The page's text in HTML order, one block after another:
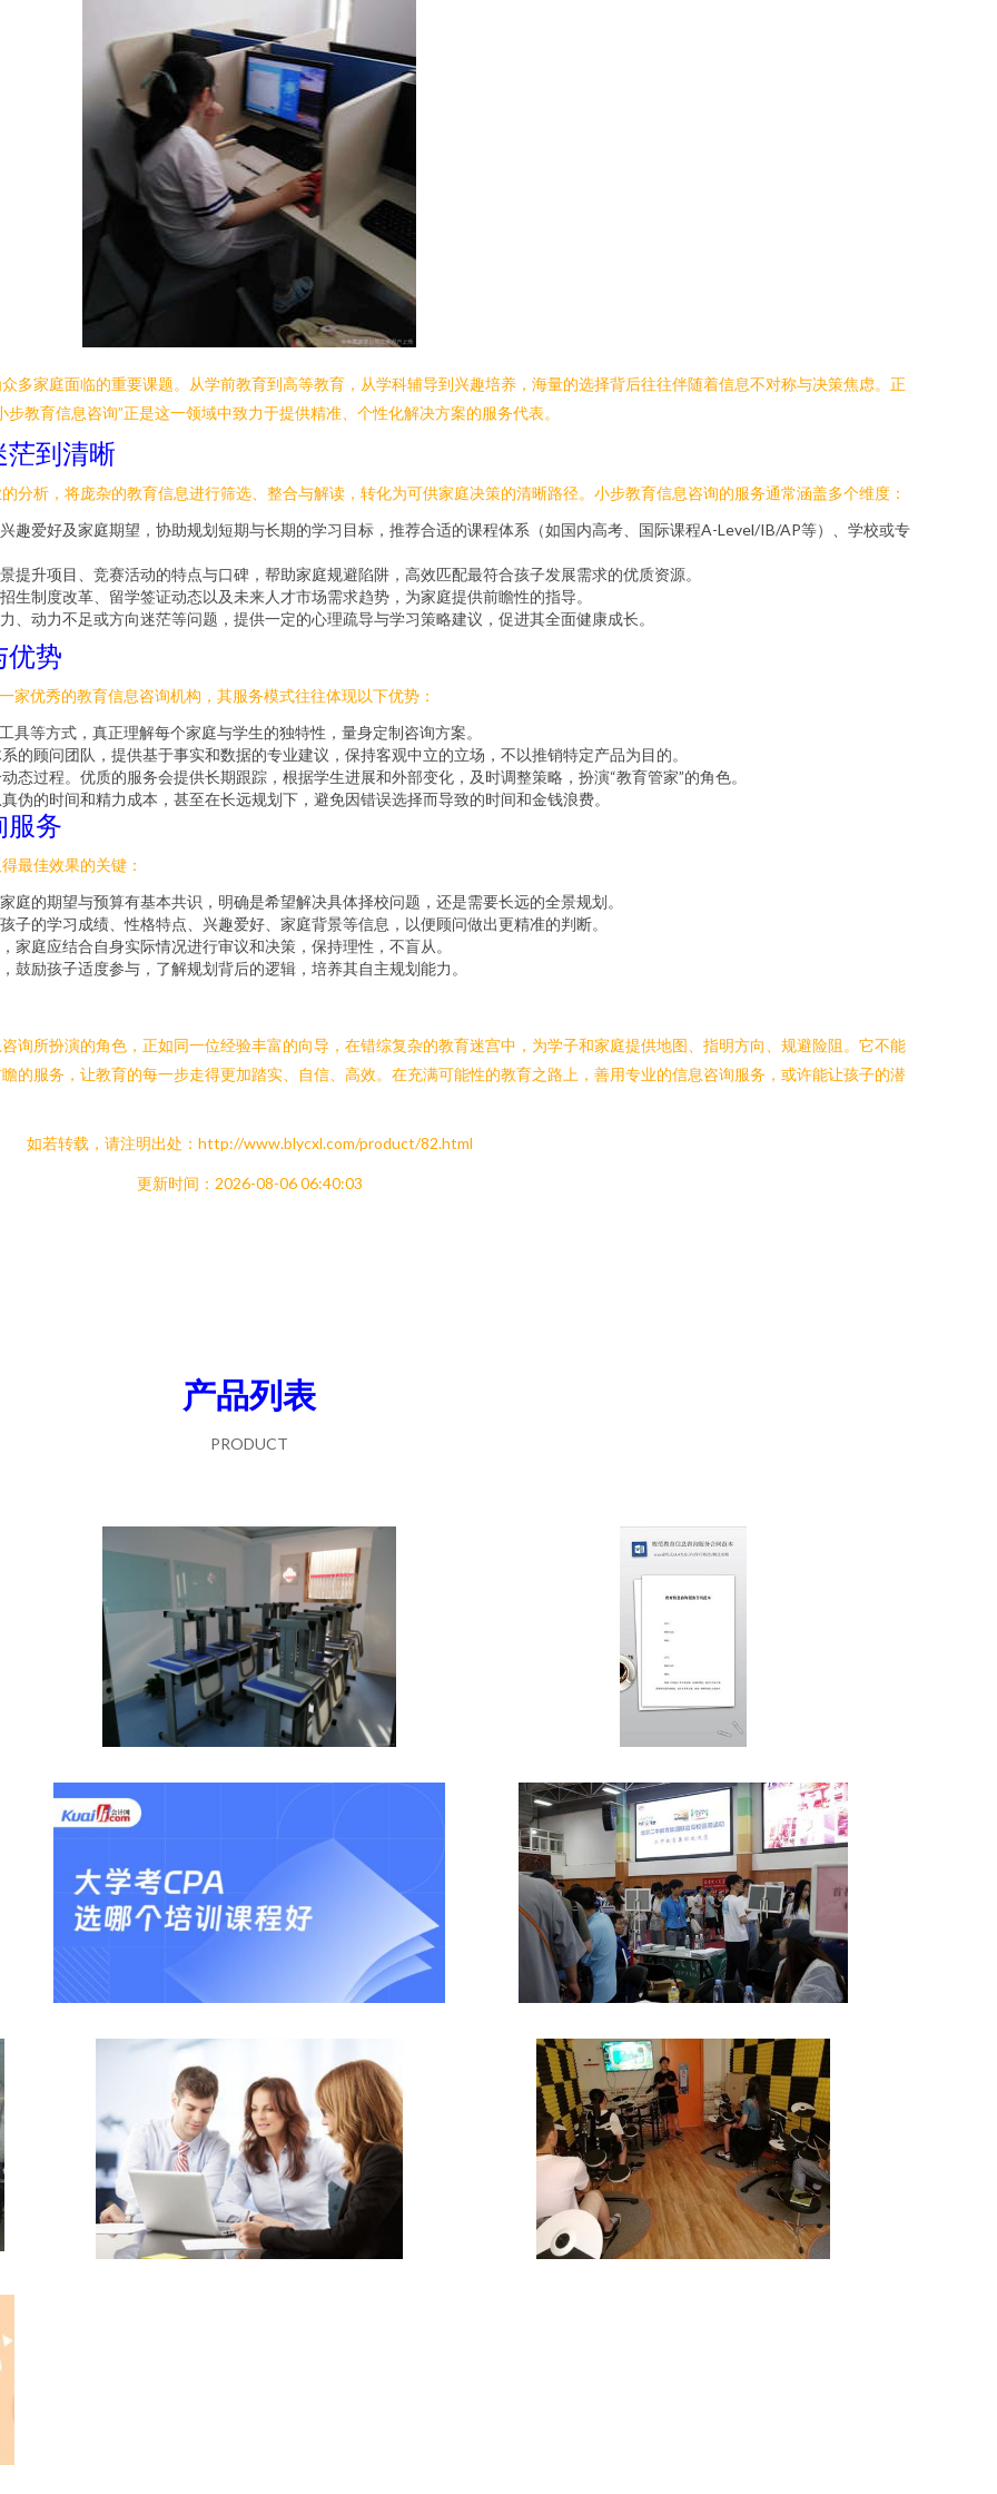
多家庭面临的重要课题。从学前教育到高等教育，从学科辅导到兴趣培养，海量的选择背后往往伴随着信息不对称与决策焦虑。正
教育信息咨询”正是这一领域中致力于提供精准、个性化解决方案的服务代表。
到清晰
分析，将庞杂的教育信息进行筛选、整合与解读，转化为可供家庭决策的清晰路径。小步教育信息咨询的服务通常涵盖多个维度：
趣爱好及家庭期望，协助规划短期与长期的学习目标，推荐合适的课程体系（如国内高考、国际课程A-Level/IB/AP等）、学校或专
提升项目、竞赛活动的特点与口碑，帮助家庭规避陷阱，高效匹配最符合孩子发展需求的优质资源。
生制度改革、留学签证动态以及未来人才市场需求趋势，为家庭提供前瞻性的指导。
、动力不足或方向迷茫等问题，提供一定的心理疏导与学习策略建议，促进其全面健康成长。
优势
家优秀的教育信息咨询机构，其服务模式往往体现以下优势：
具等方式，真正理解每个家庭与学生的独特性，量身定制咨询方案。
的顾问团队，提供基于事实和数据的专业建议，保持客观中立的立场，不以推销特定产品为目的。
态过程。优质的服务会提供长期跟踪，根据学生进展和外部变化，及时调整策略，扮演“教育管家”的角色。
伪的时间和精力成本，甚至在长远规划下，避免因错误选择而导致的时间和金钱浪费。
服务
最佳效果的关键：
庭的期望与预算有基本共识，明确是希望解决具体择校问题，还是需要长远的全景规划。
子的学习成绩、性格特点、兴趣爱好、家庭背景等信息，以便顾问做出更精准的判断。
家庭应结合自身实际情况进行审议和决策，保持理性，不盲从。
鼓励孩子适度参与，了解规划背后的逻辑，培养其自主规划能力。
询所扮演的角色，正如同一位经验丰富的向导，在错综复杂的教育迷宫中，为学子和家庭提供地图、指明方向、规避险阻。它不能
的服务，让教育的每一步走得更加踏实、自信、高效。在充满可能性的教育之路上，善用专业的信息咨询服务，或许能让孩子的潜
如若转载，请注明出处：http://www.blycxl.com/product/82.html
更新时间：2026-08-06 06:40:03
产品列表
PRODUCT